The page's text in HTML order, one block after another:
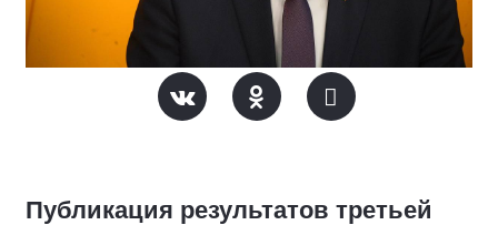
Публикация результатов третьей